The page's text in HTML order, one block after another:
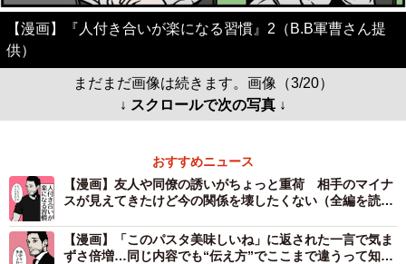
【漫画】『人付き合いが楽になる習慣』2（B.B軍曹さん提
供）
まだまだ画像は続きます。画像（3/20）
↓ スクロールで次の写真 ↓
おすすめニュース
【漫画】友人や同僚の誘いがちょっと重荷 相手のマイナ
スが見えてきたけど今の関係を壊したくない（全編を読
【漫画】「このパスタ美味しいね」に返された一言で気ま
ずさ倍増…同じ内容でも“伝え方”でここまで違うって知っ